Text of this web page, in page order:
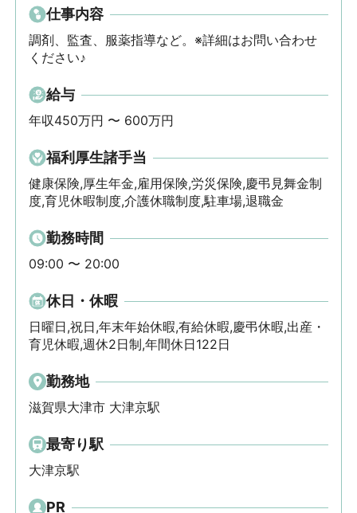
仕事内容
調剤、監査、服薬指導など。※詳細はお問い合わせ
ください♪
給与
年収450万円 〜 600万円
福利厚生諸手当
健康保険,厚生年金,雇用保険,労災保険,慶弔見舞金制
度,育児休暇制度,介護休職制度,駐車場,退職金
勤務時間
09:00 〜 20:00
休日・休暇
日曜日,祝日,年末年始休暇,有給休暇,慶弔休暇,出産・
育児休暇,週休2日制,年間休日122日
勤務地
滋賀県大津市 大津京駅
最寄り駅
大津京駅
PR